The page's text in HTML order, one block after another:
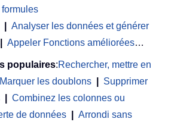
Analyser les données et générer
Appeler Fonctions améliorées…
populaires:Rechercher, mettre en
les doublons
Supprimer
Combinez les colonnes ou
de données
Arrondi sans